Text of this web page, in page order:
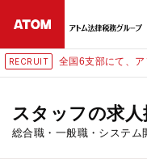
RECRUIT 全国6支部にて、
スタッフの求人
総合職・一般職・システム
24
無料相談窓